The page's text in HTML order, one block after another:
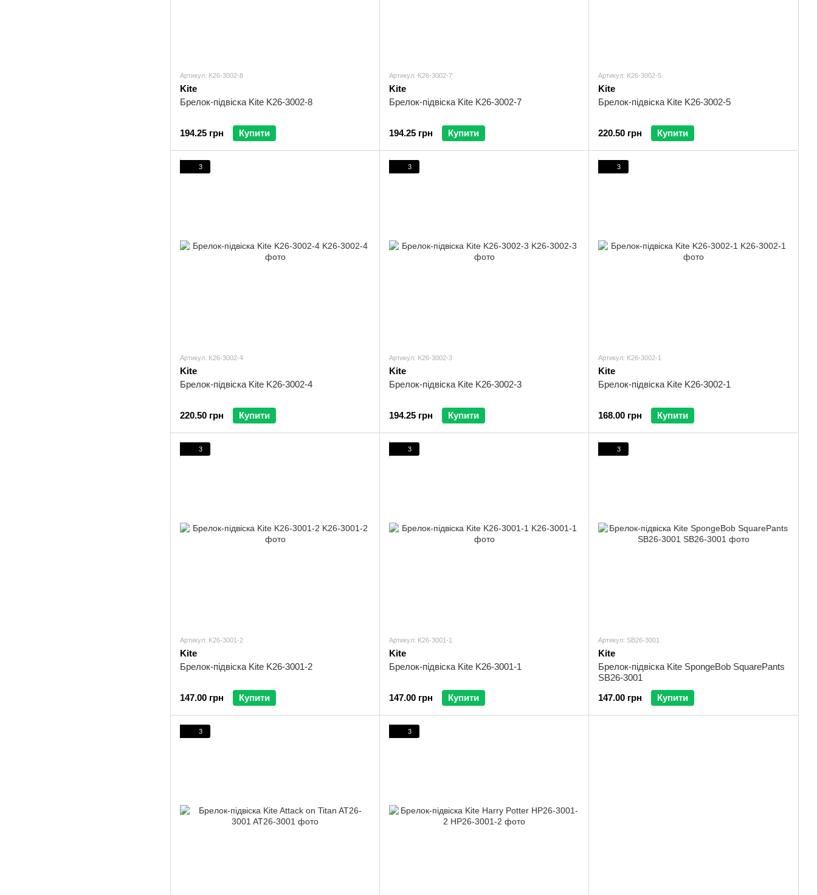
Артикул: K26-3002-8
Kite
Брелок-підвіска Kite K26-3002-8
194.25 грн Купити
Артикул: K26-3002-7
Kite
Брелок-підвіска Kite K26-3002-7
194.25 грн Купити
Артикул: K26-3002-5
Kite
Брелок-підвіска Kite K26-3002-5
220.50 грн Купити
3
Артикул: K26-3002-4
Kite
Брелок-підвіска Kite K26-3002-4
220.50 грн Купити
3
Артикул: K26-3002-3
Kite
Брелок-підвіска Kite K26-3002-3
194.25 грн Купити
3
Артикул: K26-3002-1
Kite
Брелок-підвіска Kite K26-3002-1
168.00 грн Купити
3
Артикул: K26-3001-2
Kite
Брелок-підвіска Kite K26-3001-2
147.00 грн Купити
3
Артикул: K26-3001-1
Kite
Брелок-підвіска Kite K26-3001-1
147.00 грн Купити
3
Артикул: SB26-3001
Kite
Брелок-підвіска Kite SpongeBob SquarePants
SB26-3001
147.00 грн
Купити
3 3